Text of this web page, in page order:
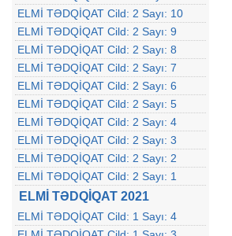
ELMİ TƏDQİQAT Cild: 2 Sayı: 10
ELMİ TƏDQİQAT Cild: 2 Sayı: 9
ELMİ TƏDQİQAT Cild: 2 Sayı: 8
ELMİ TƏDQİQAT Cild: 2 Sayı: 7
ELMİ TƏDQİQAT Cild: 2 Sayı: 6
ELMİ TƏDQİQAT Cild: 2 Sayı: 5
ELMİ TƏDQİQAT Cild: 2 Sayı: 4
ELMİ TƏDQİQAT Cild: 2 Sayı: 3
ELMİ TƏDQİQAT Cild: 2 Sayı: 2
ELMİ TƏDQİQAT Cild: 2 Sayı: 1
ELMİ TƏDQİQAT 2021
ELMİ TƏDQİQAT Cild: 1 Sayı: 4